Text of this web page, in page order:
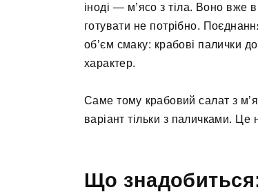
іноді — м’ясо з тіла. Воно вже
готувати не потрібно.
об’єм смаку: крабові палички
характер.
Саме тому крабовий салат з
варіант тільки з паличками.
Що знадобиться: